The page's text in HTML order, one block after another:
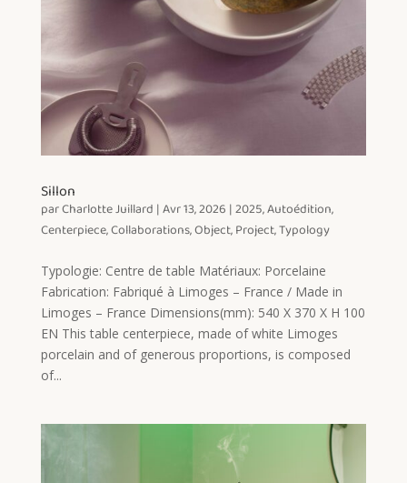
Sillon
parCharlotte Juillard |Avr 13, 2026 |2025,Autoédition,
Centerpiece,Collaborations,Object,Project,Typology
Typologie: Centre de table Matériaux: Porcelaine
Fabrication: Fabriqué à Limoges – France / Made in
Limoges – France Dimensions(mm): 540 X 370 X H 100
EN This table centerpiece, made of white Limoges
porcelain and of generous proportions, is composed
of...